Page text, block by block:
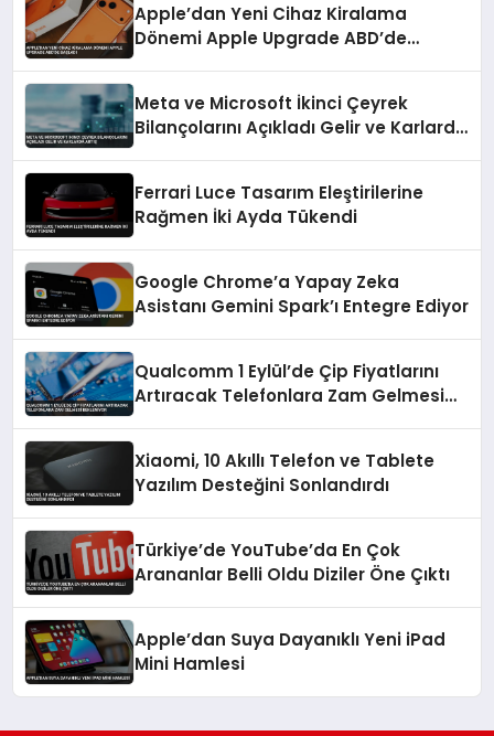
Apple’dan Yeni Cihaz Kiralama
Dönemi Apple Upgrade ABD’de
Meta ve Microsoft İkinci Çeyrek
Bilançolarını Açıkladı Gelir ve Karlarda
Ferrari Luce Tasarım Eleştirilerine
Rağmen İki Ayda Tükendi
Google Chrome’a Yapay Zeka
Asistanı Gemini Spark’ı Entegre Ediyor
Qualcomm 1 Eylül’de Çip Fiyatlarını
Artıracak Telefonlara Zam Gelmesi
Xiaomi, 10 Akıllı Telefon ve Tablete
Yazılım Desteğini Sonlandırdı
Türkiye’de YouTube’da En Çok
Arananlar Belli Oldu Diziler Öne Çıktı
Apple’dan Suya Dayanıklı Yeni iPad
Mini Hamlesi